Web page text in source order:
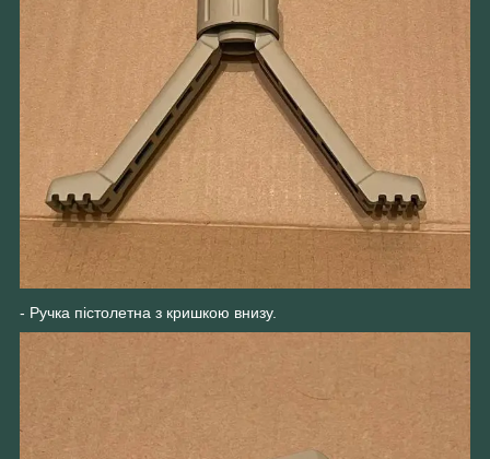
- Ручка пістолетна з кришкою внизу.